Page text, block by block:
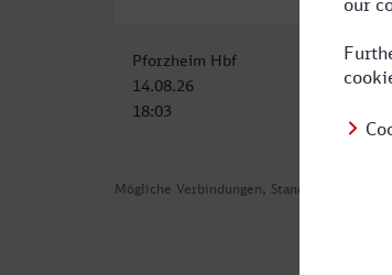
Mögliche Verbindungen, Stand: 2026-07-31
Pforzheim Hbf
14.08.26
18:03